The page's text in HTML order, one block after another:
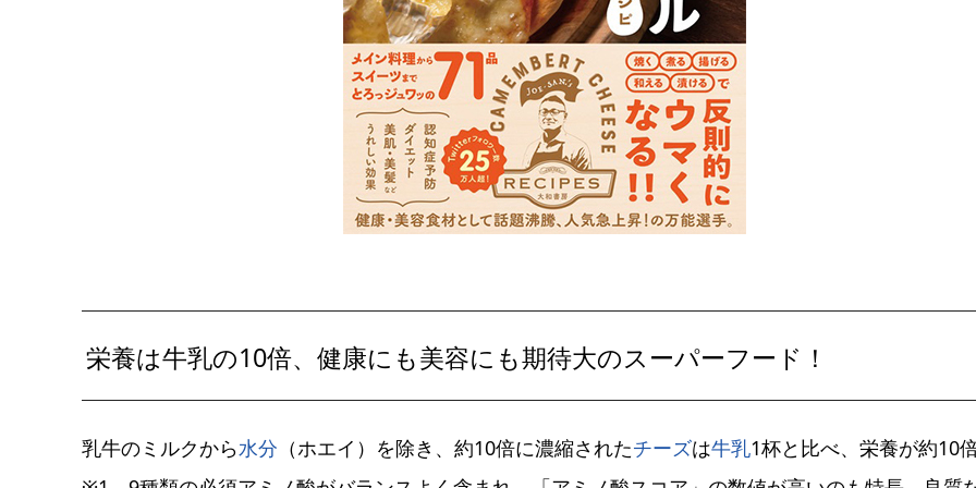
栄養は牛乳の10倍、健康にも美容にも期待大のスーパーフード！
乳牛のミルクから水分 （ホエイ）を除き、約10倍に濃縮されたチーズは牛乳1杯と比べ、栄養が約10